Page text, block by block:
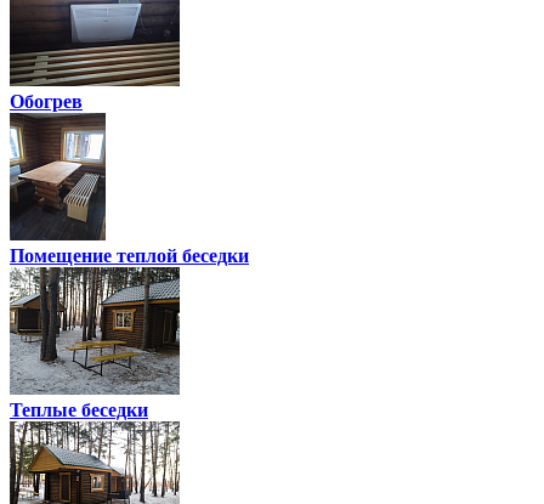
Обогрев
Помещение теплой беседки
Теплые беседки